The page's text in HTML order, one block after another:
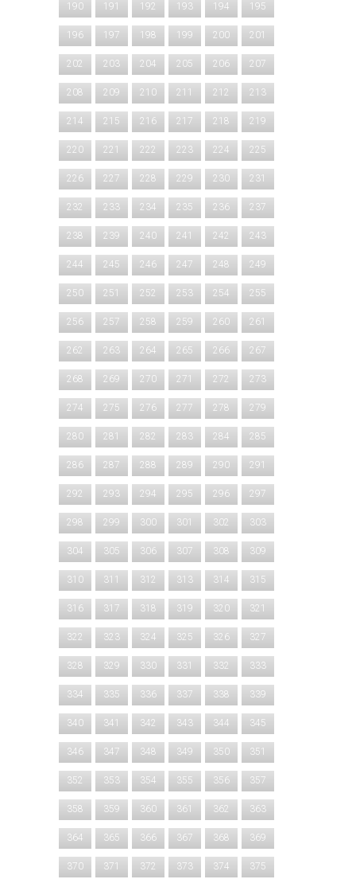
190 191 192 193 194 195
196 197 198 199 200 201
202 203 204 205 206 207
208 209 210 211 212 213
214 215 216 217 218 219
220 221 222 223 224 225
226 227 228 229 230 231
232 233 234 235 236 237
238 239 240 241 242 243
244 245 246 247 248 249
250 251 252 253 254 255
256 257 258 259 260 261
262 263 264 265 266 267
268 269 270 271 272 273
274 275 276 277 278 279
280 281 282 283 284 285
286 287 288 289 290 291
292 293 294 295 296 297
298 299 300 301 302 303
304 305 306 307 308 309
310 311 312 313 314 315
316 317 318 319 320 321
322 323 324 325 326 327
328 329 330 331 332 333
334 335 336 337 338 339
340 341 342 343 344 345
346 347 348 349 350 351
352 353 354 355 356 357
358 359 360 361 362 363
364 365 366 367 368 369
370 371 372 373 374 375